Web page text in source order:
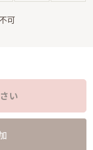
可
い